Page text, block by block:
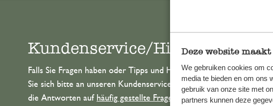
Deze website
We gebruiken cookies om
media te bieden en om ons
gebruik van onze site met
partners kunnen deze
Kundenservice/Hilfe
Falls Sie Fragen haben oder Tipps und Hilfe brauchen, wenden
Sie sich bitte an unseren Kundenservice. Oder lesen Sie hier
die Antworten auf häufig gestellte Fragen